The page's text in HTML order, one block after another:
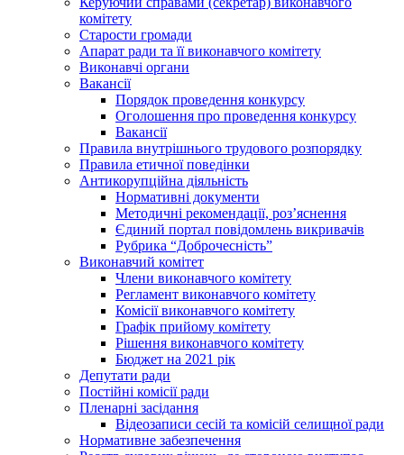
комітету
Старости громади
Апарат ради та її виконавчого комітету
Виконавчі органи
Вакансії
Порядок проведення конкурсу
Оголошення про проведення конкурсу
Вакансії
Правила внутрішнього трудового розпорядку
Правила етичної поведінки
Антикорупційна діяльність
Нормативні документи
Методичні рекомендації, роз’яснення
Єдиний портал повідомлень викривачів
Рубрика “Доброчесність”
Виконавчий комітет
Члени виконавчого комітету
Регламент виконавчого комітету
Комісії виконавчого комітету
Графік прийому комітету
Рішення виконавчого комітету
Бюджет на 2021 рік
Депутати ради
Постійні комісії ради
Пленарні засідання
Відеозаписи сесій та комісій селищної ради
Нормативне забезпечення